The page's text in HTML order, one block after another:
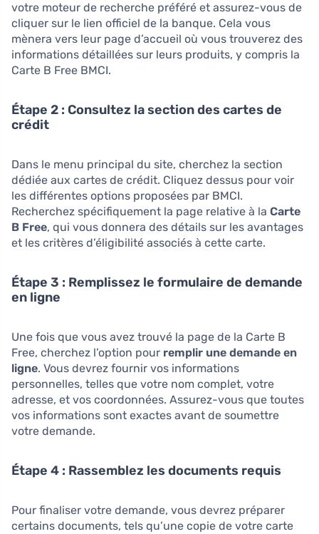
votre moteur de recherche préféré et assurez-vous de
cliquer sur le lien officiel de la banque. Cela vous
mènera vers leur page d’accueil où vous trouverez des
informations détaillées sur leurs produits, y compris la
Carte B Free BMCI.
Étape 2 : Consultez la section des cartes de
crédit
Dans le menu principal du site, cherchez la section
dédiée aux cartes de crédit. Cliquez dessus pour voir
les différentes options proposées par BMCI.
Recherchez spécifiquement la page relative à la Carte
B Free, qui vous donnera des détails sur les avantages
et les critères d’éligibilité associés à cette carte.
Étape 3 : Remplissez le formulaire de demande
en ligne
Une fois que vous avez trouvé la page de la Carte B
Free, cherchez l’option pour remplir une demande en
ligne. Vous devrez fournir vos informations
personnelles, telles que votre nom complet, votre
adresse, et vos coordonnées. Assurez-vous que toutes
vos informations sont exactes avant de soumettre
votre demande.
Étape 4 : Rassemblez les documents requis
Pour finaliser votre demande, vous devrez préparer
certains documents, tels qu’une copie de votre carte